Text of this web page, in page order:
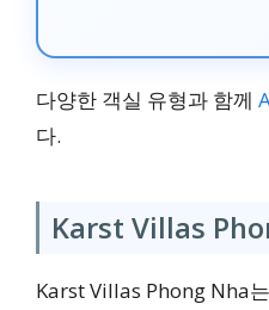
다양한 객실 유형과 함께
다.
Karst Villas
Karst Villas Phong Nha